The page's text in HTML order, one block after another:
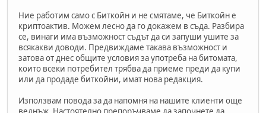
Ние работим само с Биткойн и не смятаме, че Биткойн е
криптоактив. Можем лесно да го докажем в съда. Разбира
се, винаги има възможност съдът да си запуши ушите за
всякакви доводи. Предвиждаме такава възможност и
затова от днес общите условия за употреба на битомата,
които всеки потребител трябва да приеме преди да купи
или да продаде биткойни, имат нова редакция.
Използвам повода за да напомня на нашите клиенти още